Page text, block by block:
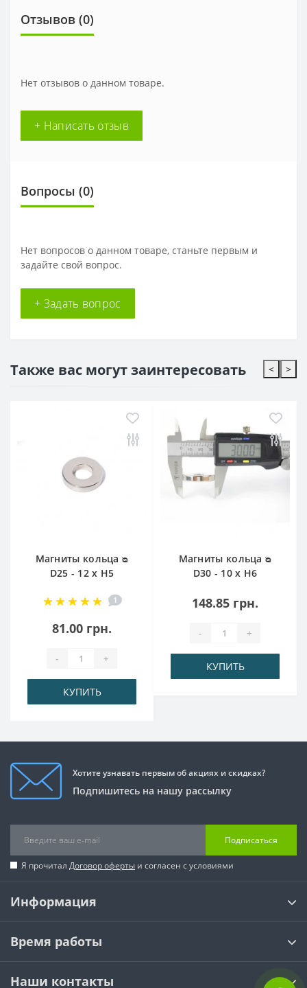
Отзывов (0)
Нет отзывов о данном товаре.
+ Написать отзыв
Вопросы (0)
Нет вопросов о данном товаре, станьте первым и
задайте свой вопрос.
+ Задать вопрос
Также вас могут заинтересовать <
Магниты кольца ᴓ
D25 - 12 x H5
1
81.00 грн.
- +
КУПИТЬ
Магниты кольца ᴓ
D30 - 10 x H6
148.85 грн.
- +
КУПИТЬ
>
Хотите узнавать первым об акциях и скидках?
Подпишитесь на нашу рассылку
Подписаться
Я прочитал Договор оферты и согласен с условиями
Информация
Время работы
Наши контакты